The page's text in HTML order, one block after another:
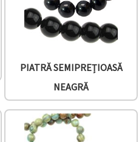
PIATRĂ SEMIPREȚIOASĂ
NEAGRĂ